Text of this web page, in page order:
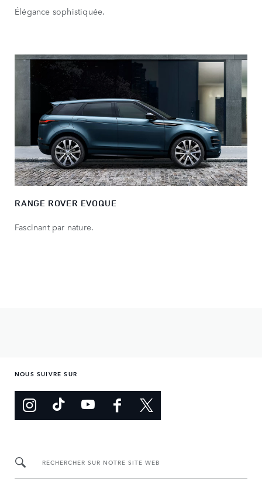
Élégance sophistiquée.
RANGE ROVER EVOQUE
Fascinant par nature.
NOUS SUIVRE SUR
RECHERCHER SUR NOTRE SITE WEB